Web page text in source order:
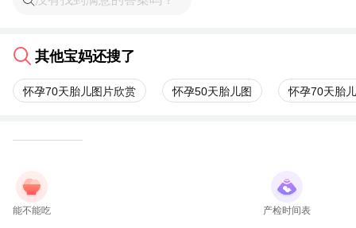
其他宝妈还搜了
怀孕70天胎儿图片欣赏 怀孕50天胎儿图 怀孕70天胎
能不能吃 产检时间表